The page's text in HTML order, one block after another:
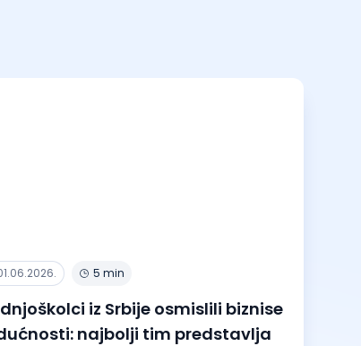
5 min
iz Srbije osmislili biznise
najbolji tim predstavlja